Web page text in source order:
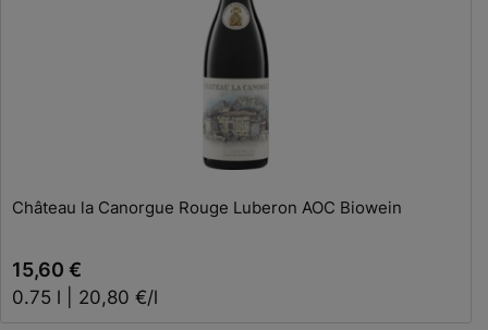
Château la Canorgue Rouge Luberon AOC Biowein
15,60 €
0.75 l | 20,80 €/l